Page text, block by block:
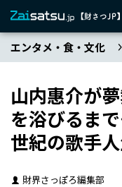
エンタメ・食・文化
山内惠介が
を浴びるま
世紀の歌手
財界さっぽろ編集部